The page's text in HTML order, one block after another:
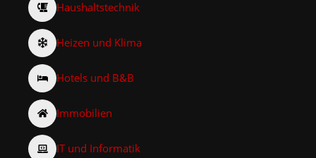
Haushaltstechnik
Heizen und Klima
Hotels und B&B
Immobilien
IT und Informatik